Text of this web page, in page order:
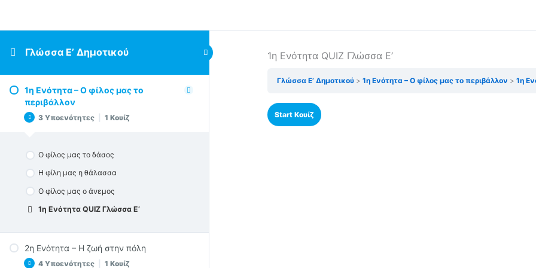
Γλώσσα Ε’ Δημοτικού
1η Ενότητα – Ο φίλος μας το
περιβάλλον
3 Υποενότητες 1 Κουίζ
Ο φίλος μας το δάσος
Η φίλη μας η θάλασσα
Ο φίλος μας ο άνεμος
1η Ενότητα QUIZ Γλώσσα Ε’
2η Ενότητα – Η ζωή στην πόλη
4 Υποενότητες 1 Κουίζ
1η Ενότητα QUIZ Γλώσσα Ε’
Γλώσσα Ε’ Δημοτικού 1η Ενότητα – Ο φίλος μας το περιβάλλον 1η